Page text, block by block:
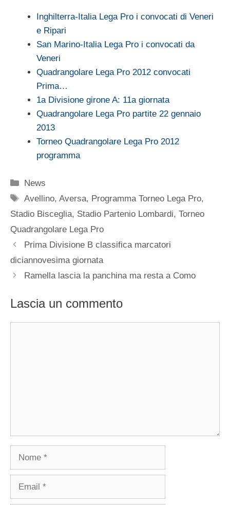
Inghilterra-Italia Lega Pro i convocati di Veneri
e Ripari
San Marino-Italia Lega Pro i convocati da
Veneri
Quadrangolare Lega Pro 2012 convocati
Prima…
1a Divisione girone A: 11a giornata
Quadrangolare Lega Pro partite 22 gennaio
2013
Torneo Quadrangolare Lega Pro 2012
programma
Categorie
News
Tag
Avellino,Aversa, Programma Torneo Lega Pro,
Stadio Bisceglia, Stadio Partenio Lombardi, Torneo
Quadrangolare Lega Pro
Prima Divisione B classifica marcatori
diciannovesima giornata
Ramella lascia la panchina ma resta a Como
Lascia un commento
Nome
Email